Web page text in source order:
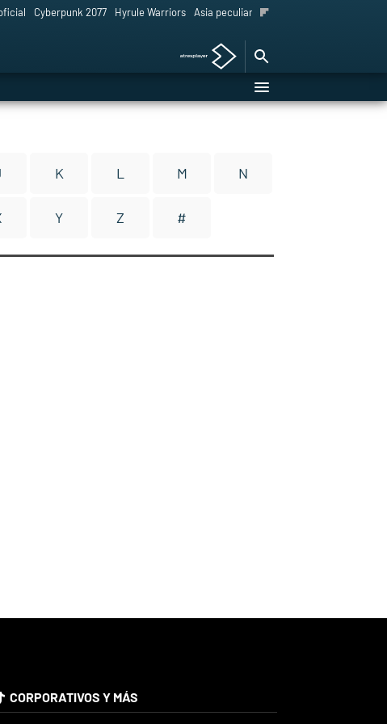
Cyberpunk 2077 Hyrule Warriors Asia peculiar tradición
K L M N
Y Z #
CORPORATIVOS Y MÁS